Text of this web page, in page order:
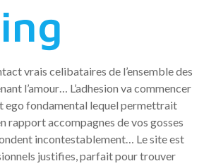
vrais celibataires de l’ensemble des
l’amour… L’adhesion va commencer
ego fondamental lequel permettrait
rapport accompagnes de vos gosses
incontestablement… Le site est
justifies, parfait pour trouver